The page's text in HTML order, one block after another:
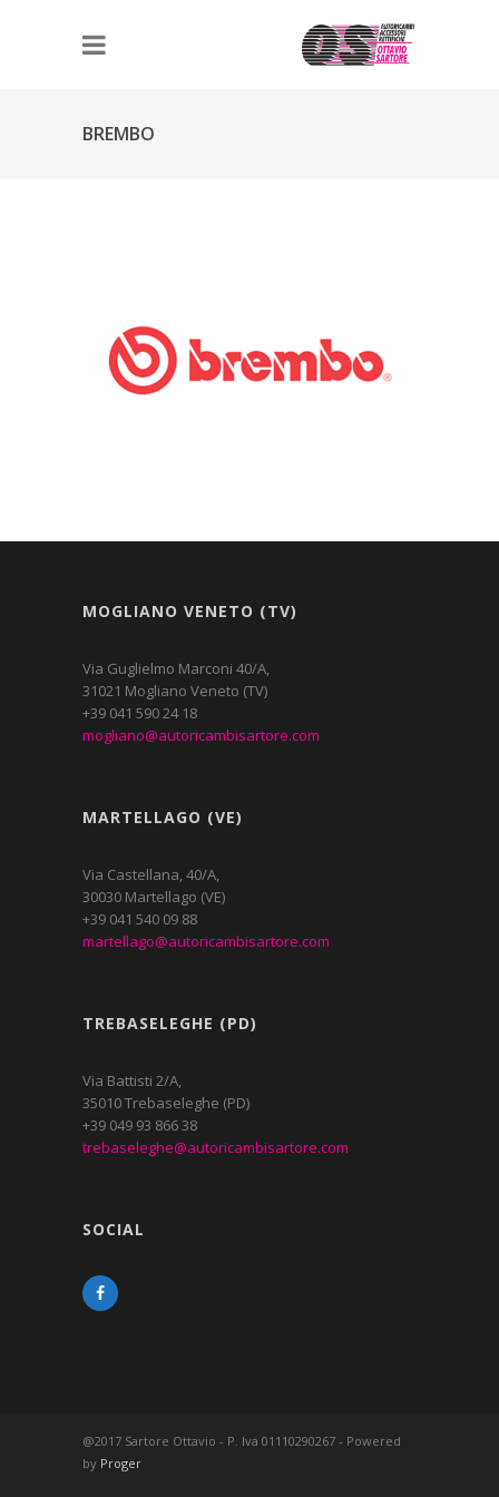
BREMBO
MOGLIANO VENETO (TV)
Via Guglielmo Marconi 40/A,
31021 Mogliano Veneto (TV)
+39 041 590 24 18
mogliano@autoricambisartore.com
MARTELLAGO (VE)
Via Castellana, 40/A,
30030 Martellago (VE)
+39 041 540 09 88
martellago@autoricambisartore.com
TREBASELEGHE (PD)
Via Battisti 2/A,
35010 Trebaseleghe (PD)
+39 049 93 866 38
trebaseleghe@autoricambisartore.com
SOCIAL
@2017 Sartore Ottavio - P. Iva 01110290267 - Powered
by Proger